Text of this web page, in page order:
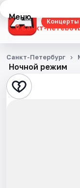
Концерты
Меню
Санкт-
Концерты
Театр
Стендап
Ночной режим
Санкт-Петербург